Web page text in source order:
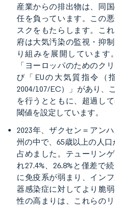
産業からの排出物は、同
任を負っています。この
スクをもたらします。こ
府は大気汚染の監視・抑
り組みを展開しています
「ヨーロッパのためのク
び「EUの大気質指令（
2004/107/EC）」があり、
を行うとともに、超過し
閾値を設定しています。
2023年、ザクセン＝アン
州の中で、65歳以上の人
占めました。テューリン
れ27.4%、26.8%と僅差で
に免疫系が弱まり、イン
器感染症に対してより脆
性の高まりは、これらの